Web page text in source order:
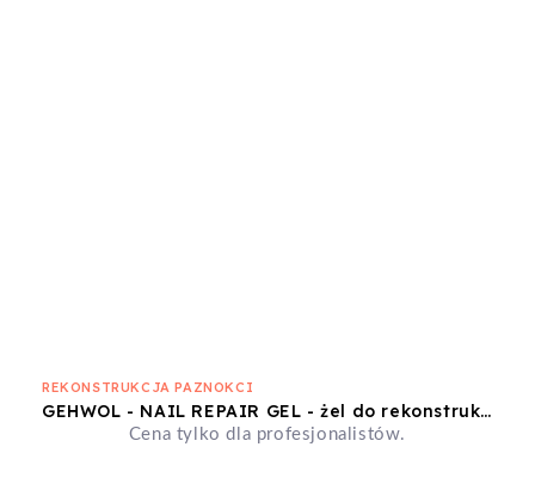
REKONSTRUKCJA PAZNOKCI
GEHWOL - NAIL REPAIR GEL - żel do rekonstrukcji płytki paznokciowej różowy tuba 5 ml
Cena tylko dla profesjonalistów.